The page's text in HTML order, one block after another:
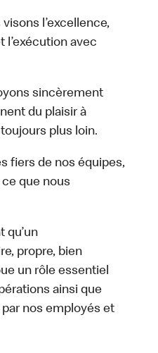
visons l’excellence,
l’exécution avec
sincèrement
du plaisir à
plus loin.
fiers de nos équipes,
que nous
qu’un
propre, bien
un rôle essentiel
ainsi que
nos employés et